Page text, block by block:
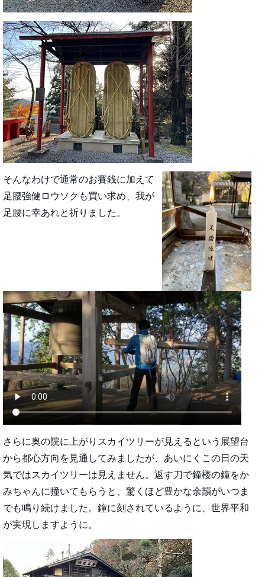
そんなわけで通常のお賽銭に加えて
足腰強健ロウソクも買い求め、我が
足腰に幸あれと祈りました。
さらに奥の院に上がりスカイツリーが見えるという展望台
から都心方向を見通してみましたが、あいにくこの日の天
気ではスカイツリーは見えません。返す刀で鐘楼の鐘をか
みちゃんに撞いてもらうと、驚くほど豊かな余韻がいつま
でも鳴り続けました。鐘に刻されているように、世界平和
が実現しますように。